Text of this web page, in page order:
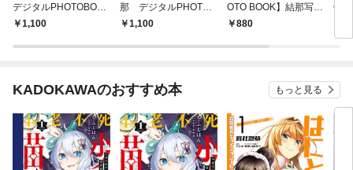
デジタルPHOTOBOO
K flower
1,100
那 デジタルPHOTOB
OOK scarlet
1,100
OTO BOOK】結那写真
集「美的生活」
880
KADOKAWAのおすすめ本 もっと見る